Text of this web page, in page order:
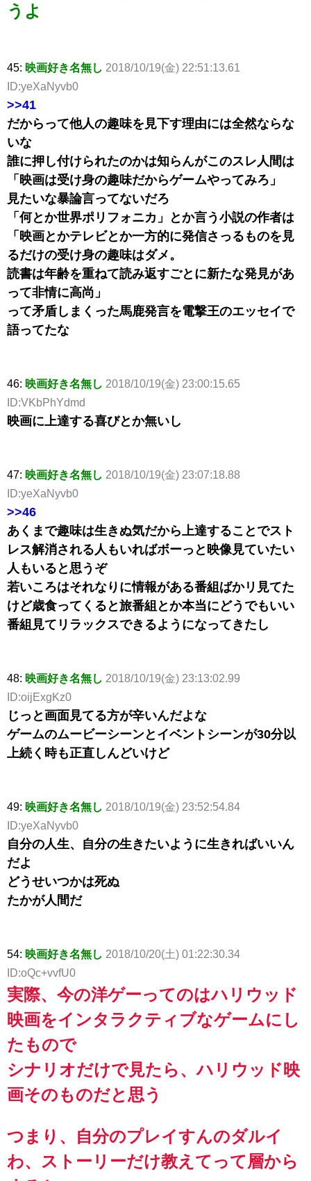
うよ
45: 映画好き名無し 2018/10/19(金) 22:51:13.61
ID:yeXaNyvb0
>>41
だからって他人の趣味を見下す理由には全然ならな
いな
誰に押し付けられたのかは知らんがこのスレ人間は
「映画は受け身の趣味だからゲームやってみろ」
見たいな暴論言ってないだろ
「何とか世界ポリフォニカ」とか言う小説の作者は
「映画とかテレビとか一方的に発信さっるものを見
るだけの受け身の趣味はダメ。
読書は年齢を重ねて読み返すごとに新たな発見があ
って非情に高尚」
って矛盾しまくった馬鹿発言を電撃王のエッセイで
語ってたな
46: 映画好き名無し 2018/10/19(金) 23:00:15.65
ID:VKbPhYdmd
映画に上達する喜びとか無いし
47: 映画好き名無し 2018/10/19(金) 23:07:18.88
ID:yeXaNyvb0
>>46
あくまで趣味は生きぬ気だから上達することでスト
レス解消される人もいればボーっと映像見ていたい
人もいると思うぞ
若いころはそれなりに情報がある番組ばかリ見てた
けど歳食ってくると旅番組とか本当にどうでもいい
番組見てリラックスできるようになってきたし
48: 映画好き名無し 2018/10/19(金) 23:13:02.99
ID:oijExgKz0
じっと画面見てる方が辛いんだよな
ゲームのムービーシーンとイベントシーンが30分以
上続く時も正直しんどいけど
49: 映画好き名無し 2018/10/19(金) 23:52:54.84
ID:yeXaNyvb0
自分の人生、自分の生きたいように生きればいいん
だよ
どうせいつかは死ぬ
たかが人間だ
54: 映画好き名無し 2018/10/20(土) 01:22:30.34
ID:oQc+vvfU0
実際、今の洋ゲーってのはハリウッド
映画をインタラクティブなゲームにし
たもので
シナリオだけで見たら、ハリウッド映
画そのものだと思う
つまり、自分のプレイすんのダルイ
わ、ストーリーだけ教えてって層から